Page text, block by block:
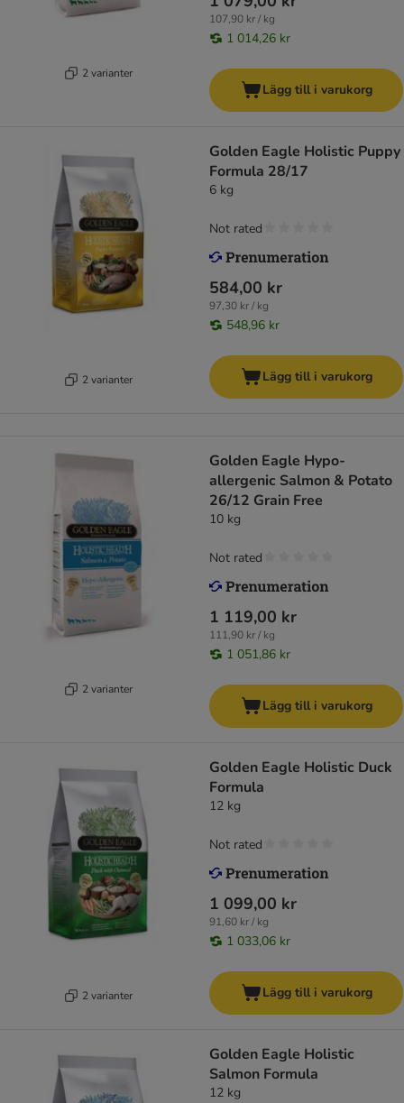
2 varianter
107,90 kr / kg
1 014,26 kr
Lägg till i varukorg
2 varianter
Golden Eagle Holistic Puppy
Formula 28/17
6 kg
584,00 kr
97,30 kr / kg
548,96 kr
Not rated
Lägg till i varukorg
2 varianter
Golden Eagle Hypo-
allergenic Salmon & Potato
26/12 Grain Free
10 kg
1 119,00 kr
111,90 kr / kg
1 051,86 kr
Not rated
Lägg till i varukorg
2 varianter
Golden Eagle Holistic Duck
Formula
12 kg
1 099,00 kr
91,60 kr / kg
1 033,06 kr
Not rated
Lägg till i varukorg
Golden Eagle Holistic
Salmon Formula
12 kg